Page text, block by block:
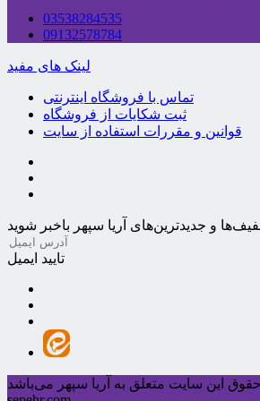
03538284535
09132578784
لینک های مفید
تماس با فروشگاه اینترنتی
ثبت شکایات از فروشگاه
قوانین و مقررات استفاده از سایت
تایید ایمیل